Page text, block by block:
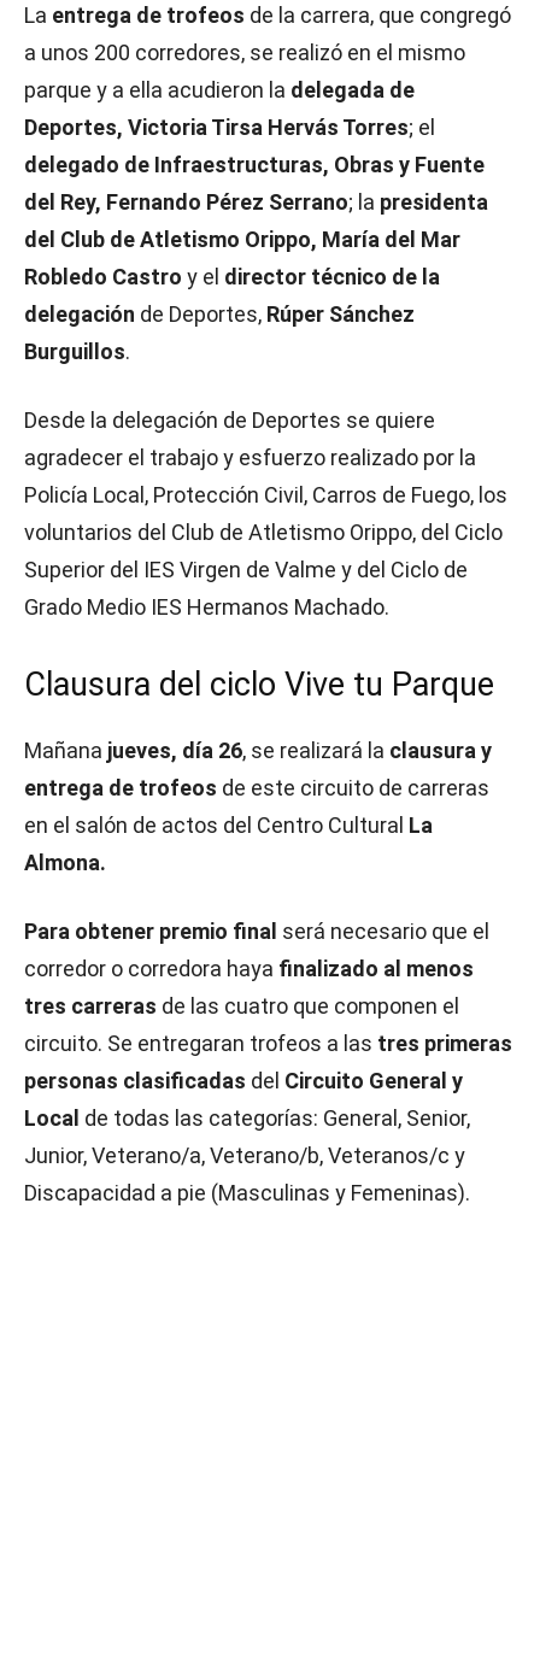
La entrega de trofeos de la carrera, que congregó
a unos 200 corredores, se realizó en el mismo
parque y a ella acudieron la delegada de
Deportes, Victoria Tirsa Hervás Torres; el
delegado de Infraestructuras, Obras y Fuente
del Rey, Fernando Pérez Serrano; la presidenta
del Club de Atletismo Orippo, María del Mar
Robledo Castro y el director técnico de la
delegación de Deportes, Rúper Sánchez
Burguillos.
Desde la delegación de Deportes se quiere
agradecer el trabajo y esfuerzo realizado por la
Policía Local, Protección Civil, Carros de Fuego, los
voluntarios del Club de Atletismo Orippo, del Ciclo
Superior del IES Virgen de Valme y del Ciclo de
Grado Medio IES Hermanos Machado.
Clausura del ciclo Vive tu Parque
Mañana jueves, día 26, se realizará la clausura y
entrega de trofeos de este circuito de carreras
en el salón de actos del Centro Cultural La
Almona.
Para obtener premio final será necesario que el
corredor o corredora haya finalizado al menos
tres carreras de las cuatro que componen el
circuito. Se entregaran trofeos a las tres primeras
personas clasificadas del Circuito General y
Local de todas las categorías: General, Senior,
Junior, Veterano/a, Veterano/b, Veteranos/c y
Discapacidad a pie (Masculinas y Femeninas).